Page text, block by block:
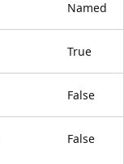
Named
True
False
False